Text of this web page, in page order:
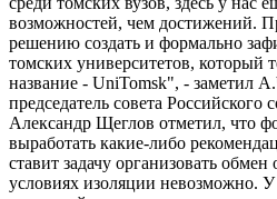
возможностей, чем достижений.
решению создать и формально
томских университетов, который
название - UniTomsk", - заметил
председатель совета
Александр Щеглов отметил, что
выработать какие-либо
ставит задачу организовать
условиях изоляции невозможно.